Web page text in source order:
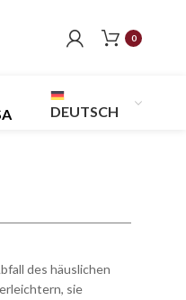
0
DEUTSCH
des häuslichen
sie